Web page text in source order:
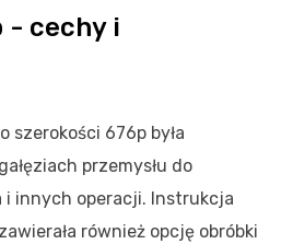
- cechy i
szerokości 676p była
przemysłu do
innych operacji. Instrukcja
również opcję obróbki